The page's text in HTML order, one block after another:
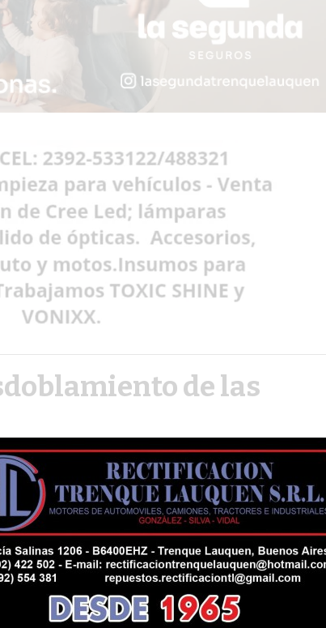
de las
Mar del Plata fueron el escenario
(UCR), representado por
de cara a las elecciones de
invitados, entre intendentes,
de los comités bonaerenses y
a favor de discutir la separación de